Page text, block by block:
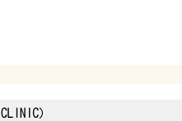
）